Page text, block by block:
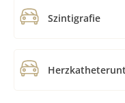
Szintigrafie